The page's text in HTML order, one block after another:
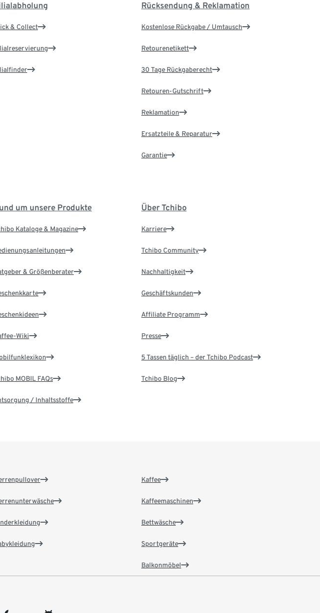
& Collect
Rücksendung & Reklamation
Kostenlose Rückgabe / Umtausch
Retourenetikett
30 Tage Rückgaberecht
Retouren-Gutschrift
Reklamation
Ersatzteile & Reparatur
Garantie
um unsere Produkte
Kataloge & Magazine
& Größenberater
Wiki
MOBIL FAQs
/ Inhaltsstoffe
Über Tchibo
Karriere
Tchibo Community
Nachhaltigkeit
Geschäftskunden
Affiliate Programm
Presse
5 Tassen täglich – der Tchibo Podcast
Tchibo Blog
Kaffee
Kaffeemaschinen
Bettwäsche
Sportgeräte
Balkonmöbel